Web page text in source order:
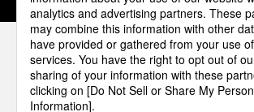
パナソニックの電気設備 SNSア